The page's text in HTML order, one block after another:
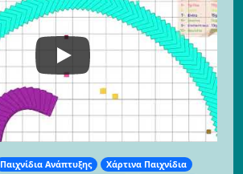
Παιχνίδια Ανάπτυξης
Χάρτινα Παιχνίδια